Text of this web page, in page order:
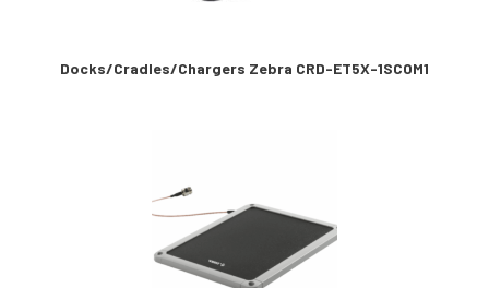
Docks/Cradles/Chargers Zebra CRD-ET5X-1SCOM1